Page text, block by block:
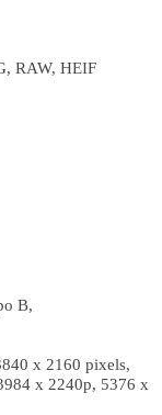
RAW, HEIF
B,
x 2160 pixels,
x 2240p, 5376 x